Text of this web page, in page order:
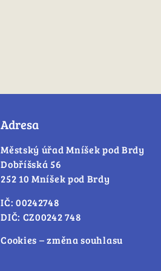
Adresa
Městský úřad Mníšek pod Brdy
Dobříšská 56
252 10 Mníšek pod Brdy
IČ: 00242748
DIČ: CZ00242 748
Cookies – změna souhlasu